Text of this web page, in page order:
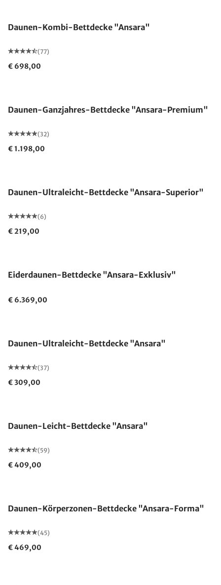
Daunen-Kombi-Bettdecke "Ansara"
(77)
€ 698,00
Daunen-Ganzjahres-Bettdecke "Ansara-Premium"
(32)
€ 1.198,00
Daunen-Ultraleicht-Bettdecke "Ansara-Superior"
(6)
€ 219,00
Eiderdaunen-Bettdecke "Ansara-Exklusiv"
€ 6.369,00
Daunen-Ultraleicht-Bettdecke "Ansara"
(37)
€ 309,00
Daunen-Leicht-Bettdecke "Ansara"
(59)
€ 409,00
Daunen-Körperzonen-Bettdecke "Ansara-Forma"
(45)
€ 469,00